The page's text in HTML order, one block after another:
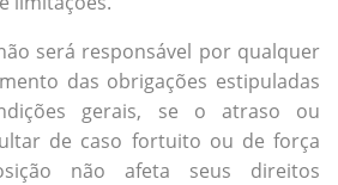
será responsável ​​por qualquer
das obrigações estipuladas
gerais, se o atraso ou
de caso fortuito ou de força
não afeta seus direitos